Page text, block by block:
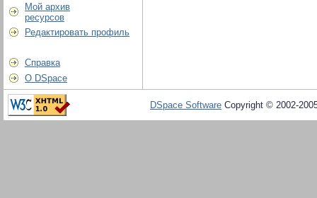
Мой архив
ресурсов
Редактировать профиль
Справка
О DSpace
DSpace Software Copyright © 2002-